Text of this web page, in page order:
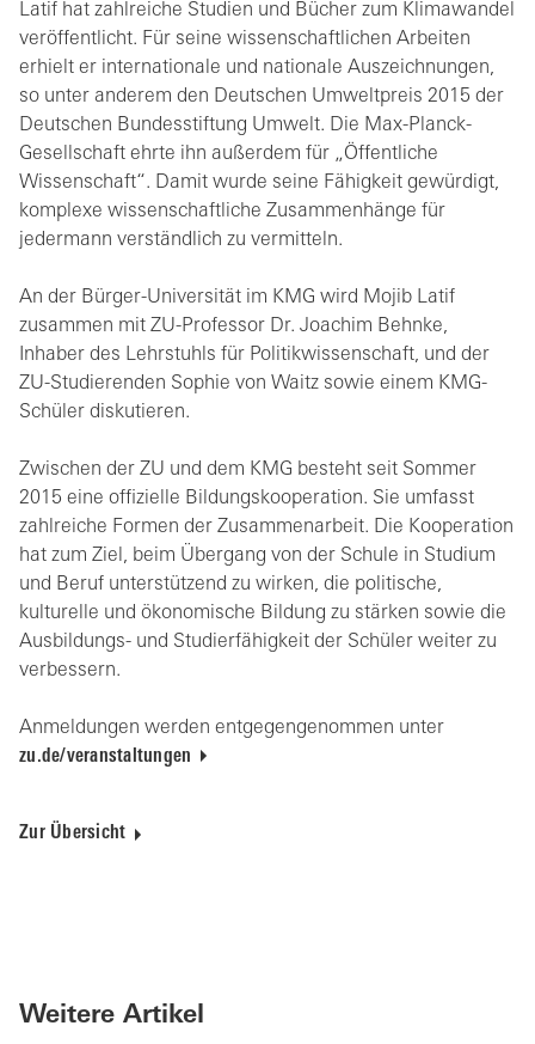
Latif hat zahlreiche Studien und Bücher zum Klimawandel
veröffentlicht. Für seine wissenschaftlichen Arbeiten
erhielt er internationale und nationale Auszeichnungen,
so unter anderem den Deutschen Umweltpreis 2015 der
Deutschen Bundesstiftung Umwelt. Die Max-Planck-
Gesellschaft ehrte ihn außerdem für „Öffentliche
Wissenschaft“. Damit wurde seine Fähigkeit gewürdigt,
komplexe wissenschaftliche Zusammenhänge für
jedermann verständlich zu vermitteln.
An der Bürger-Universität im KMG wird Mojib Latif
zusammen mit ZU-Professor Dr. Joachim Behnke,
Inhaber des Lehrstuhls für Politikwissenschaft, und der
ZU-Studierenden Sophie von Waitz sowie einem KMG-
Schüler diskutieren.
Zwischen der ZU und dem KMG besteht seit Sommer
2015 eine offizielle Bildungskooperation. Sie umfasst
zahlreiche Formen der Zusammenarbeit. Die Kooperation
hat zum Ziel, beim Übergang von der Schule in Studium
und Beruf unterstützend zu wirken, die politische,
kulturelle und ökonomische Bildung zu stärken sowie die
Ausbildungs- und Studierfähigkeit der Schüler weiter zu
verbessern.
Anmeldungen werden entgegengenommen unter
zu.de/veranstaltungen
Zur Übersicht
Weitere Artikel